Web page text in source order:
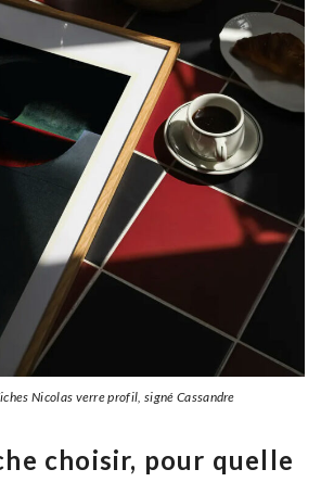
Nicolas verre profil, signé Cassandre
choisir, pour quelle